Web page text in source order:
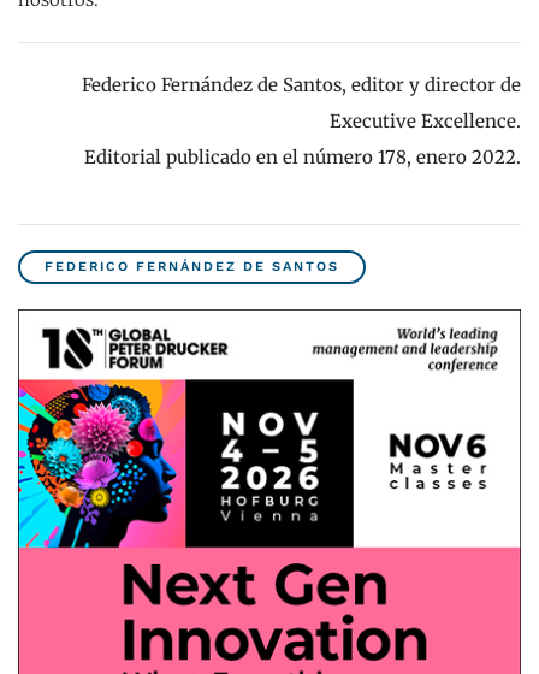
Federico Fernández de Santos, editor y director de
Executive Excellence.
Editorial publicado en el número 178, enero 2022.
FEDERICO FERNÁNDEZ DE SANTOS